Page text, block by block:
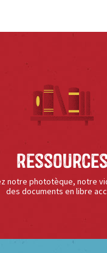
Ressources
notre phototèque, notre
des documents en libre